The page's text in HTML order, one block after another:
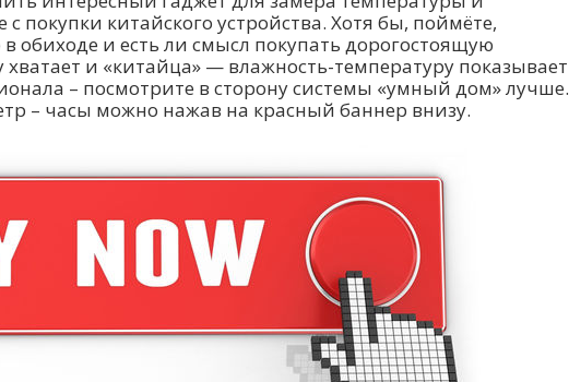
покупки китайского устройства. Хотя бы, поймёте,
обиходе и есть ли смысл покупать дорогостоящую
и «китайца» — влажность-температуру показывает
– посмотрите в сторону системы «умный дом» лучше.
– часы можно нажав на красный баннер внизу.